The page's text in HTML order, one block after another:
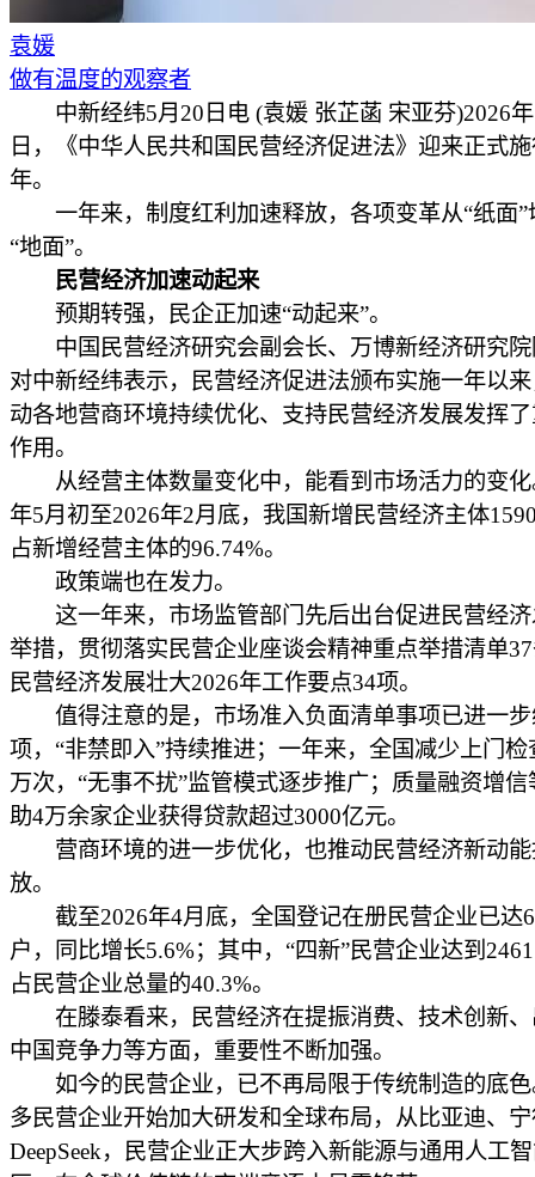
袁媛
做有温度的观察者
中新经纬5月20日电 (袁媛 张芷菡 宋亚芬)2026年
日，《中华人民共和国民营经济促进法》迎来正式
年。
一年来，制度红利加速释放，各项变革从“纸面”
“地面”。
民营经济加速动起来
预期转强，民企正加速“动起来”。
中国民营经济研究会副会长、万博新经济研究院
对中新经纬表示，民营经济促进法颁布实施一年以
动各地营商环境持续优化、支持民营经济发展发挥
作用。
从经营主体数量变化中，能看到市场活力的变化
年5月初至2026年2月底，我国新增民营经济主体
占新增经营主体的96.74%。
政策端也在发力。
这一年来，市场监管部门先后出台促进民营经济
举措，贯彻落实民营企业座谈会精神重点举措清单
民营经济发展壮大2026年工作要点34项。
值得注意的是，市场准入负面清单事项已进一步
项，“非禁即入”持续推进；一年来，全国减少上门检
万次，“无事不扰”监管模式逐步推广；质量融资增信
助4万余家企业获得贷款超过3000亿元。
营商环境的进一步优化，也推动民营经济新动能
放。
截至2026年4月底，全国登记在册民营企业已达
户，同比增长5.6%；其中，“四新”民营企业达到
占民营企业总量的40.3%。
在滕泰看来，民营经济在提振消费、技术创新、
中国竞争力等方面，重要性不断加强。
如今的民营企业，已不再局限于传统制造的底色
多民营企业开始加大研发和全球布局，从比亚迪、
DeepSeek，民营企业正大步跨入新能源与通用人工